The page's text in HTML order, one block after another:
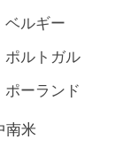
ベルギー
ポルトガル
ポーランド
南米